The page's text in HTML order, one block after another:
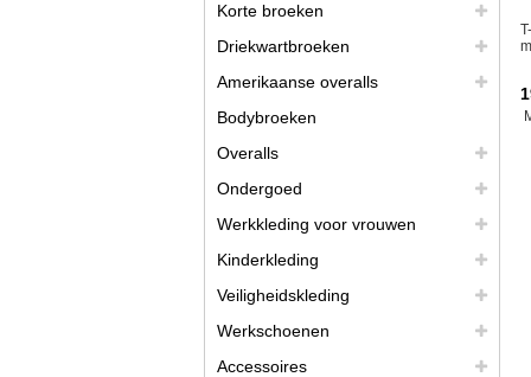
Korte broeken
Driekwartbroeken
Amerikaanse overalls
Bodybroeken
Overalls
Ondergoed
Werkkleding voor vrouwen
Kinderkleding
Veiligheidskleding
Werkschoenen
Accessoires